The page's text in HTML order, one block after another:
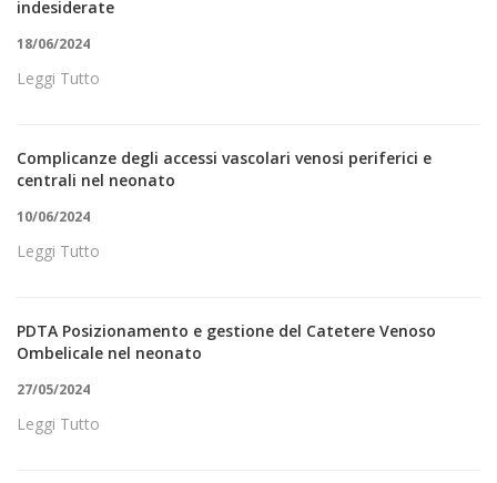
indesiderate
18/06/2024
Leggi Tutto
Complicanze degli accessi vascolari venosi periferici e
centrali nel neonato
10/06/2024
Leggi Tutto
PDTA Posizionamento e gestione del Catetere Venoso
Ombelicale nel neonato
27/05/2024
Leggi Tutto